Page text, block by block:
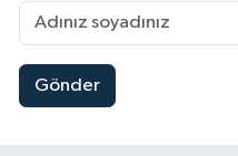
Gönder